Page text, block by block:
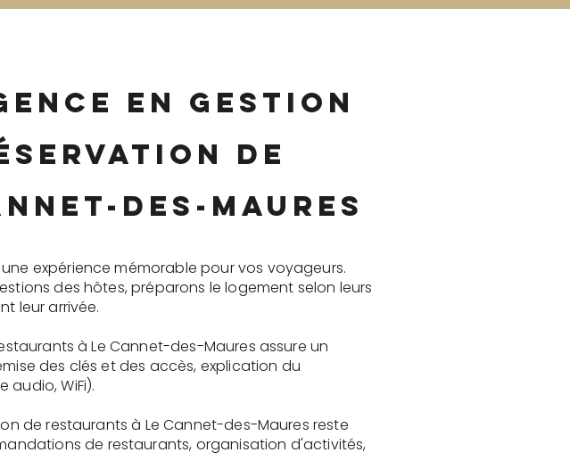
en gestion
de
des-Maures
expérience mémorable pour vos voyageurs.
des hôtes, préparons le logement selon leurs
leur arrivée.
à Le Cannet-des-Maures assure un
des clés et des accès, explication du
WiFi).
de restaurants à Le Cannet-des-Maures reste
de restaurants, organisation d'activités,